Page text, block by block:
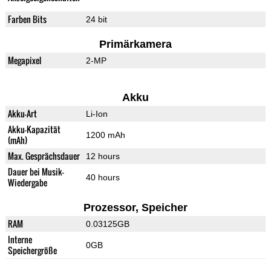
Farben Bits 24 bit
Primärkamera
Megapixel 2-MP
Akku
Akku-Art Li-Ion
Akku-Kapazität
(mAh)
1200 mAh
Max. Gesprächsdauer 12 hours
Dauer bei Musik-
Wiedergabe
40 hours
Prozessor, Speicher
RAM 0.03125GB
Interne
Speichergröße
0GB